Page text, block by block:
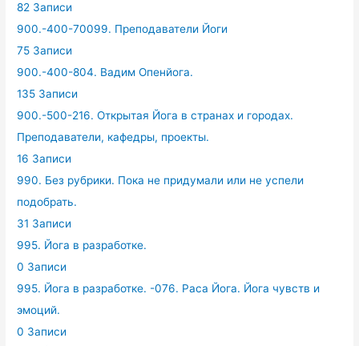
82 Записи
900.-400-70099. Преподаватели Йоги
75 Записи
900.-400-804. Вадим Опенйога.
135 Записи
900.-500-216. Открытая Йога в странах и городах.
Преподаватели, кафедры, проекты.
16 Записи
990. Без рубрики. Пока не придумали или не успели
подобрать.
31 Записи
995. Йога в разработке.
0 Записи
995. Йога в разработке. -076. Раса Йога. Йога чувств и
эмоций.
0 Записи